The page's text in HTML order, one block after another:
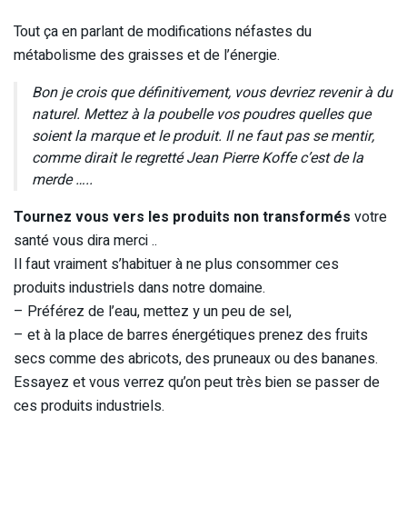
Tout ça en parlant de modifications néfastes du
métabolisme des graisses et de l’énergie.
Bon je crois que définitivement, vous devriez revenir à du
naturel. Mettez à la poubelle vos poudres quelles que
soient la marque et le produit. Il ne faut pas se mentir,
comme dirait le regretté Jean Pierre Koffe c’est de la
merde …..
Tournez vous vers les produits non transformés votre
santé vous dira merci ..
Il faut vraiment s’habituer à ne plus consommer ces
produits industriels dans notre domaine.
– Préférez de l’eau, mettez y un peu de sel,
– et à la place de barres énergétiques prenez des fruits
secs comme des abricots, des pruneaux ou des bananes.
Essayez et vous verrez qu’on peut très bien se passer de
ces produits industriels.